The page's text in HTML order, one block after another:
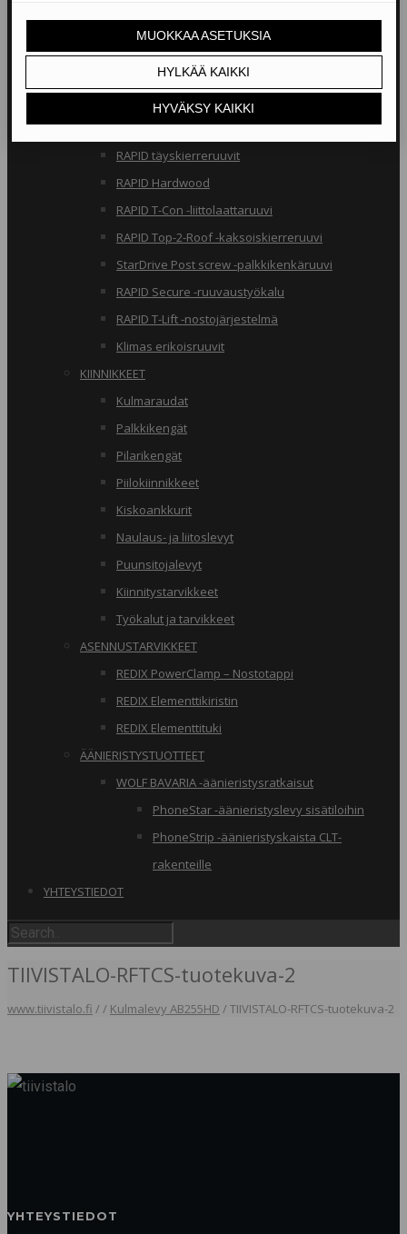
RAKENNERUUVIT
RAPID osakierreruuvit
StarDrive GPR osakierreruuvit
Klimas täyskierreruuvit
RAPID täyskierreruuvit
RAPID Hardwood
RAPID T-Con -liittolaattaruuvi
RAPID Top-2-Roof -kaksoiskierreruuvi
StarDrive Post screw -palkkikenkäruuvi
RAPID Secure -ruuvaustyökalu
RAPID T-Lift -nostojärjestelmä
Klimas erikoisruuvit
KIINNIKKEET
Kulmaraudat
Palkkikengät
Pilarikengät
Piilokiinnikkeet
Kiskoankkurit
Naulaus- ja liitoslevyt
Puunsitojalevyt
Kiinnitystarvikkeet
Työkalut ja tarvikkeet
ASENNUSTARVIKKEET
REDIX PowerClamp – Nostotappi
REDIX Elementtikiristin
REDIX Elementtituki
ÄÄNIERISTYSTUOTTEET
WOLF BAVARIA -äänieristysratkaisut
PhoneStar -äänieristyslevy sisätiloihin
PhoneStrip -äänieristyskaista CLT-
rakenteille
YHTEYSTIEDOT
TIIVISTALO-RFTCS-tuotekuva-2
www.tiivistalo.fi // Kulmalevy AB255HD /TIIVISTALO-RFTCS-tuotekuva-2
YHTEYSTIEDOT